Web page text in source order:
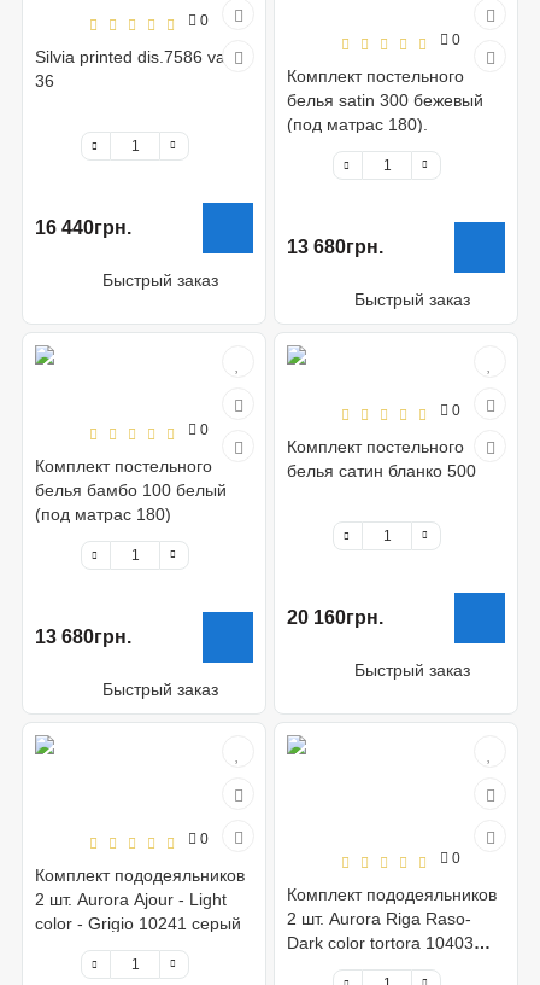
0
Silvia printed dis.7586 var
36
16 440грн.
Быстрый заказ
0
Комплект постельного
белья satin 300 бежевый
(под матрас 180).
13 680грн.
Быстрый заказ
0
Комплект постельного
белья бамбо 100 белый
(под матрас 180)
13 680грн.
Быстрый заказ
0
Комплект постельного
белья сатин бланко 500
20 160грн.
Быстрый заказ
0
Комплект пододеяльников
2 шт. Aurora Ajour - Light
color - Grigio 10241 серый
0
Комплект пододеяльников
2 шт. Aurora Riga Raso-
Dark color tortora 10403
(var 16, разные полоски)